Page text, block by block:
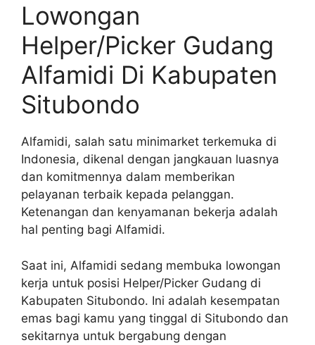
Lowongan
Helper/Picker Gudang
Alfamidi Di Kabupaten
Situbondo
Alfamidi, salah satu minimarket terkemuka di
Indonesia, dikenal dengan jangkauan luasnya
dan komitmennya dalam memberikan
pelayanan terbaik kepada pelanggan.
Ketenangan dan kenyamanan bekerja adalah
hal penting bagi Alfamidi.
Saat ini, Alfamidi sedang membuka lowongan
kerja untuk posisi Helper/Picker Gudang di
Kabupaten Situbondo. Ini adalah kesempatan
emas bagi kamu yang tinggal di Situbondo dan
sekitarnya untuk bergabung dengan